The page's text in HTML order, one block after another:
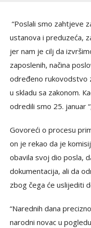
“Poslali smo zahtjeve
ustanova i preduzeća,
jer nam je cilj da
zaposlenih, načina
određeno rukovodstvo
u skladu sa zakonom.
odredili smo 25. januar
Govoreći o procesu
on je rekao da je
obavila svoj dio posla,
dokumentacija, ali da
zbog čega će uslijediti
“Narednih dana
narodni novac u